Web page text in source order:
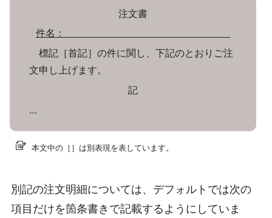
注文書
件名：
標記［首記］の件に関し、下記のとおりご注
文申し上げます。
記
…
本文中の［］は別表現を表しています。
別記の注文明細については、デフォルトでは次の
項目だけを箇条書きで記載するようにしていま